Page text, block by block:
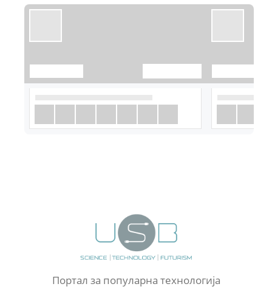
Портал за популарна технологија